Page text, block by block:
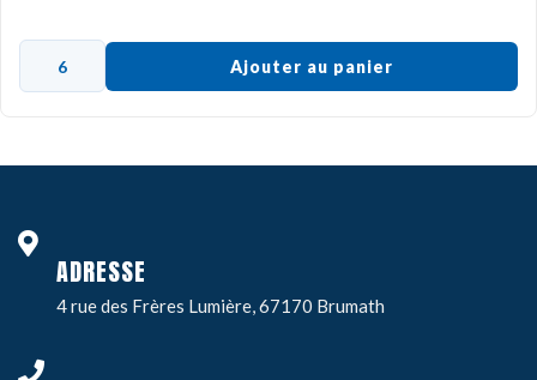
Ajouter au panier
ADRESSE
4 rue des Frères Lumière, 67170 Brumath